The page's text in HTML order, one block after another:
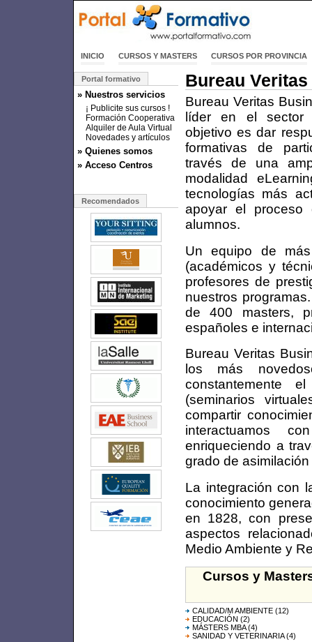
INICIO CURSOS Y MASTERS CURSOS POR PROVINCIA
Portal formativo
» Nuestros servicios
¡ Publicite sus cursos !
Formación Cooperativa
Alquiler de Aula Virtual
Novedades y artículos
» Quienes somos
» Acceso Centros
Recomendados
Bureau
Bureau Veritas
líder en el sector
objetivo es dar
formativas de
través de una
modalidad
tecnologías más
apoyar el proceso
alumnos.
Un equipo de
(académicos y
profesores de
nuestros
de 400 masters,
españoles e
Bureau Veritas
los más
constantemente
(seminarios
compartir
interactuamos
enriqueciendo a
grado de
La integración con
conocimiento
en 1828, con
aspectos
Medio Ambiente y
Cursos y
CALIDAD/M AMBIENTE (12)
EDUCACIÓN (2)
MÁSTERS MBA(4)
SANIDAD Y VETERINARIA(4)